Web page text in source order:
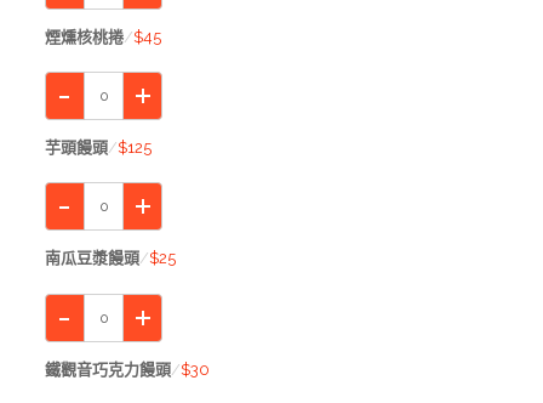
煙燻核桃捲 $45
芋頭饅頭 $125
南瓜豆漿饅頭 $25
鐵觀音巧克力饅頭 $30